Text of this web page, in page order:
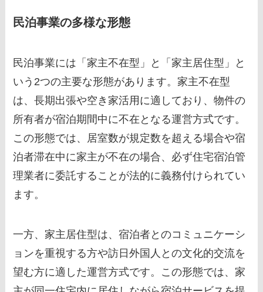
民泊事業の多様な形態
民泊事業には「家主不在型」と「家主居住型」と
いう2つの主要な形態があります。家主不在型
は、長期出張や空き家活用に適しており、物件の
所有者が宿泊期間中に不在となる運営方式です。
この形態では、居室数が規定数を超える場合や宿
泊者滞在中に家主が不在の場合、必ず住宅宿泊管
理業者に委託することが法的に義務付けられてい
ます。
一方、家主居住型は、宿泊者とのコミュニケーシ
ョンを重視する方や訪日外国人との文化的交流を
望む方に適した運営方式です。この形態では、家